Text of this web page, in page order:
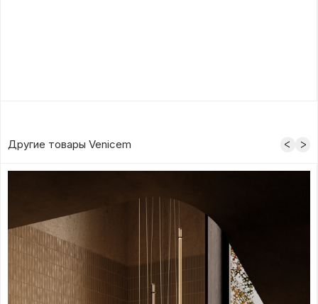
Другие товары Venicem